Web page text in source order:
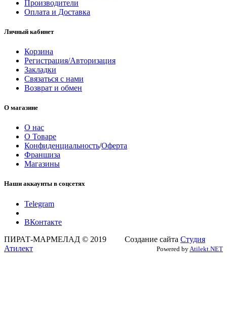
Производители
Оплата и Доставка
Личный кабинет
Корзина
Регистрация/Авторизация
Закладки
Связаться с нами
Возврат и обмен
О магазине
О нас
О Товаре
Конфиденциальность/Оферта
Франшиза
Магазины
Наши аккаунты в соцсетях
Telegram
ВКонтакте
ПИРАТ-МАРМЕЛАД © 2019 Создание сайта Студия
Атилект
Powered by Atilekt.NET